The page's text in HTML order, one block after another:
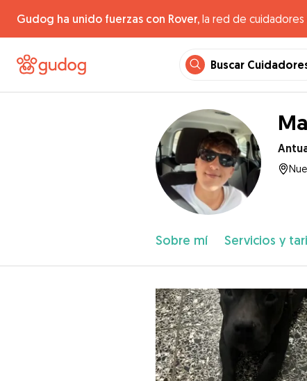
Gudog ha unido fuerzas con Rover, la red de
Buscar
Sobre mí Servicios y